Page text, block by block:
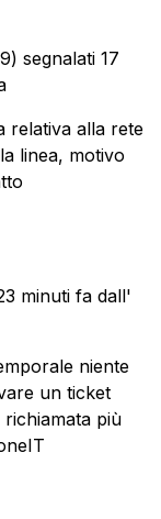
segnalati 17
relativa alla rete
linea, motivo
minuti fa dall'
niente
un ticket
più